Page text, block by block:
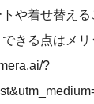
や着せ替え
きる点はメ
?